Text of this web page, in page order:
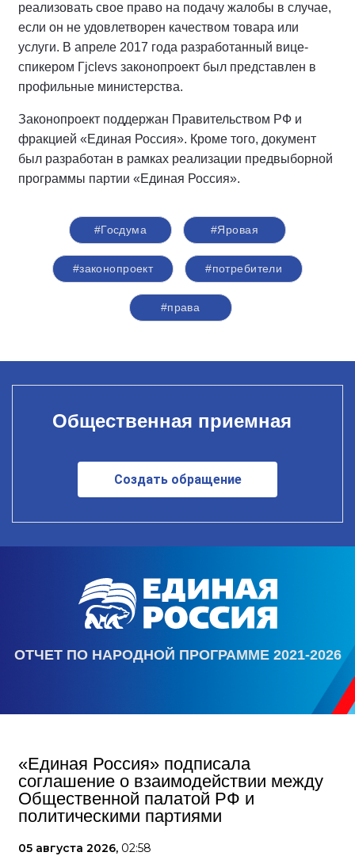
реализовать свое право на подачу жалобы в случае,
если он не удовлетворен качеством товара или
услуги. В апреле 2017 года разработанный вице-
спикером Гjclevs законопроект был представлен в
профильные министерства.
Законопроект поддержан Правительством РФ и
фракцией «Единая Россия». Кроме того, документ
был разработан в рамках реализации предвыборной
программы партии «Единая Россия».
#Госдума #Яровая
#законопроект #потребители
#права
Общественная приемная
Создать обращение
ОТЧЕТ ПО НАРОДНОЙ ПРОГРАММЕ 2021-2026
«Единая Россия» подписала
соглашение о взаимодействии между
Общественной палатой РФ и
политическими партиями
05 августа 2026, 02:58